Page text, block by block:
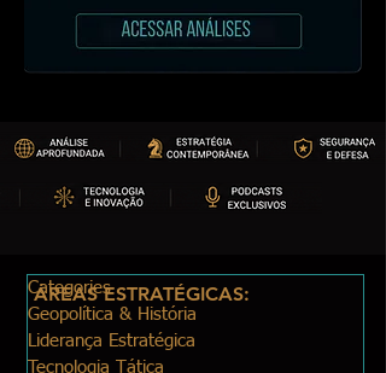
Categories
Geopolítica & História
Liderança Estratégica
Tecnologia Tática
ÁREAS ESTRATÉGICAS: